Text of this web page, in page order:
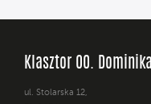
Klasztor OO.
ul. Stolarska 12,